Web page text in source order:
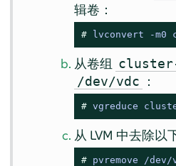
辑卷：
# lvconvert -
从卷组
/dev/vdc ：
# vgreduce
从 LVM 中去除以
# pvremove /dev/